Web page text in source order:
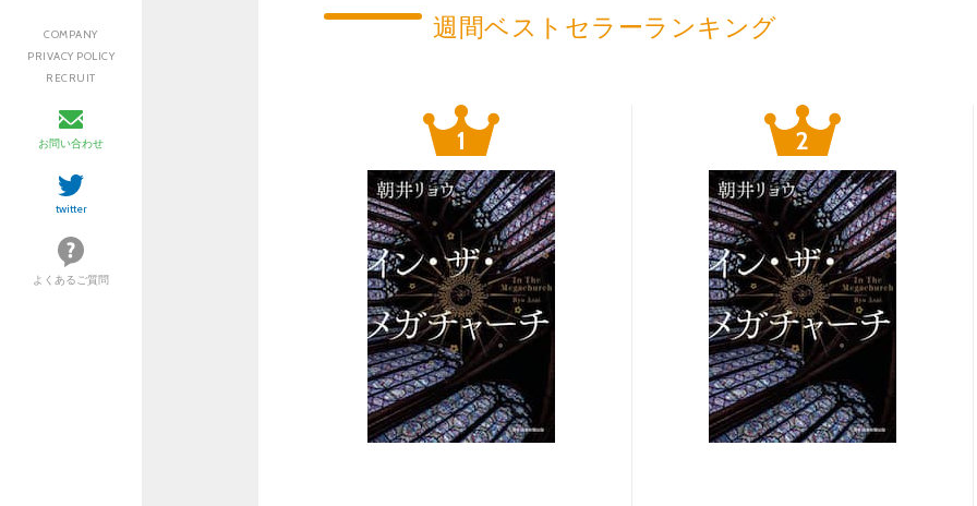
COMPANY
PRIVACY POLICY
RECRUIT
お問い合わせ
twitter
よくあるご質問
週間ベストセラーランキング